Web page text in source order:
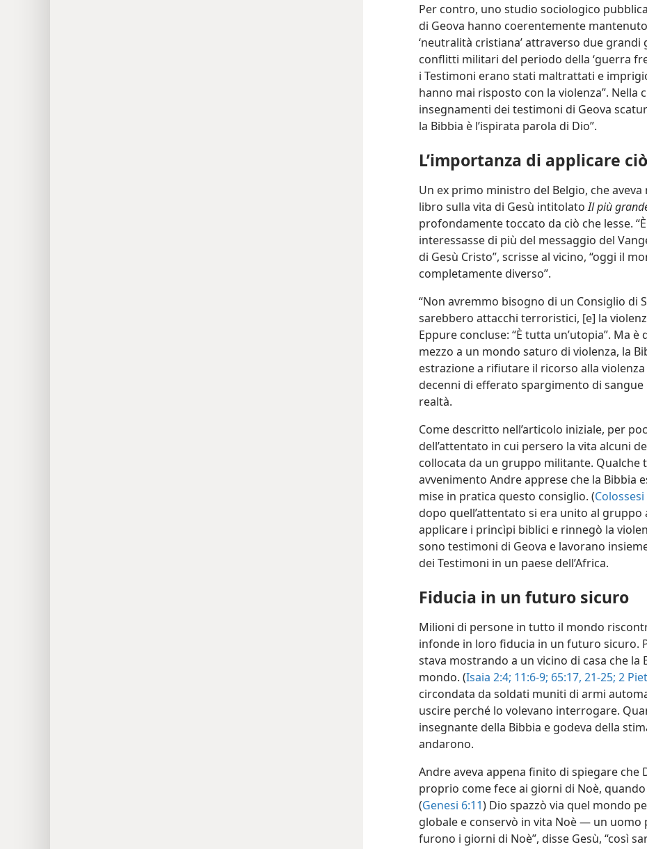
Per contro, uno studio sociologico
di Geova hanno coerentemente
‘neutralità cristiana’ attraverso due
conflitti militari del periodo della ‘guerra
i Testimoni erano stati maltrattati e
hanno mai risposto con la violenza”. Nella
insegnamenti dei testimoni di Geova
la Bibbia è l’ispirata parola di Dio”.
L’importanza di applicare
Un ex primo ministro del Belgio, che
libro sulla vita di Gesù intitolatoIl più
profondamente toccato da ciò che lesse.
interessasse di più del messaggio del
di Gesù Cristo”, scrisse al vicino, “oggi il
completamente diverso”.
“Non avremmo bisogno di un Consiglio di
sarebbero attacchi terroristici, [e] la
Eppure concluse: “È tutta un’utopia”. Ma è
mezzo a un mondo saturo di violenza, la
estrazione a rifiutare il ricorso alla
decenni di efferato spargimento di
realtà.
Come descritto nell’articolo iniziale, per
dell’attentato in cui persero la vita alcuni
collocata da un gruppo militante. Qualche
avvenimento Andre apprese che la Bibbia
mise in pratica questo consiglio. (Colossesi
dopo quell’attentato si era unito al
applicare i princìpi biblici e rinnegò la
sono testimoni di Geova e lavorano
dei Testimoni in un paese dell’Africa.
Fiducia in un futuro sicuro
Milioni di persone in tutto il mondo
infonde in loro fiducia in un futuro sicuro.
stava mostrando a un vicino di casa che
mondo. (Isaia 2:4; 11:6-9; 65:17, 21-25; 2
circondata da soldati muniti di armi
uscire perché lo volevano interrogare.
insegnante della Bibbia e godeva della
andarono.
Andre aveva appena finito di spiegare
proprio come fece ai giorni di Noè,
(Genesi 6:11) Dio spazzò via quel mondo
globale e conservò in vita Noè — un uomo
furono i giorni di Noè”, disse Gesù, “così